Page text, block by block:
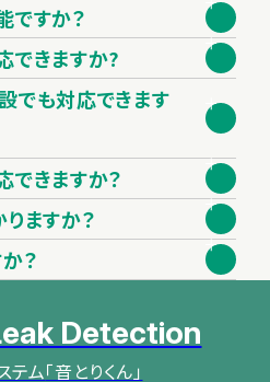
依頼も承ります。調査結果をもと
定していただくことも可能です。
ですか？
んによる調査を実施していない
できないため、「念のため広範
能性があります。調査から工事
ことで、無駄な工事費用を削減
できますか?
応により、施設の運営への影響を
院、工場など、稼働中の施設でも対
でも対応できます
飲食施設など、衛生管理が必要な
基準を完全遵守した作業体制で
きますか？
ら大規模案件まで、幅広く対応し
ますか？
況により異なります。まずは無
ださい。お客様の予算に応じて、
？
についても、まずはお気軽にご相
Detection
テム「音とりくん」